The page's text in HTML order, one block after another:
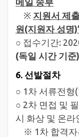
메일 송부
※ 지원서 제
원(지원자 성명
○ 접수기간:
(독일 시간 기준)
6. 선발절차
○ 1차 서류전형
○ 2차 면접 및
시 화상 및 온라
※ 1차 합격자